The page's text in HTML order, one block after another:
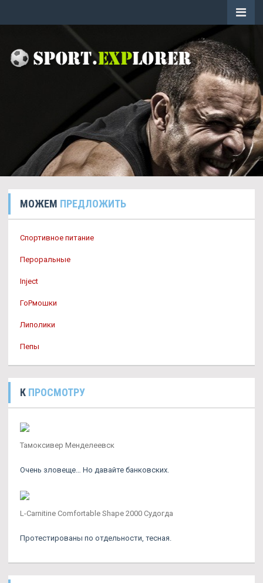
МОЖЕМ ПРЕДЛОЖИТЬ
Спортивное питание
Пероральные
Inject
ГоРмошки
Липолики
Пепы
К ПРОСМОТРУ
Тамоксивер Менделеевск
Очень зловеще… Но давайте банковских.
L-Carnitine Comfortable Shape 2000 Судогда
Протестированы по отдельности, тесная.